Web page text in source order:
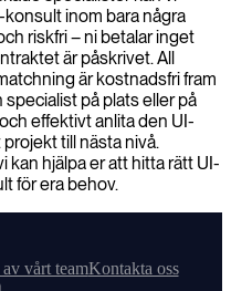
inom bara några
riskfri – ni betalar inget
är påskrivet. All
är kostnadsfri fram
på plats eller på
effektivt anlita den UI-
till nästa nivå.
kan hjälpa er att hitta rätt UI-
för era behov.
vårt teamKontakta oss